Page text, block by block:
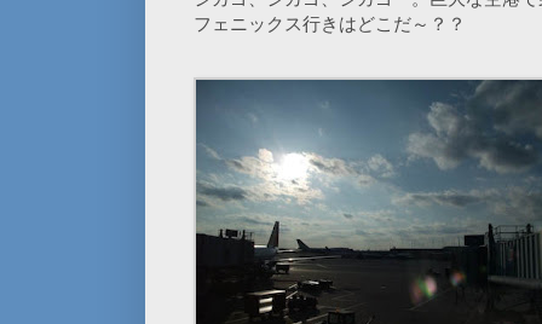
フェニックス行きはどこだ～？？